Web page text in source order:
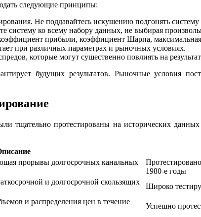
следующие принципы:
Не поддавайтесь искушению подгонять
систему ко всему набору данных, не выбирая
прибыли, коэффициент Шарпа,
при различных параметрах и рыночных условиях.
которые могут существенно повлиять на
будущих результатов. Рыночные условия
тщательно протестированы на исторических
прорывы долгосрочных канальных
1980-е годы
и долгосрочной скользящих
Широко
и распределения цен в течение
Успешно